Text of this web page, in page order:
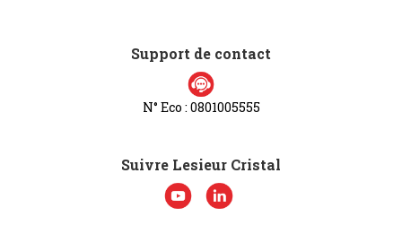
Support de contact
N° Eco : 0801005555
Suivre Lesieur Cristal